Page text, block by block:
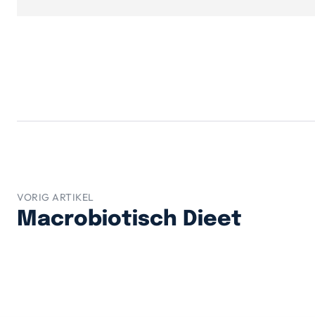
VORIG ARTIKEL
Macrobiotisch Dieet